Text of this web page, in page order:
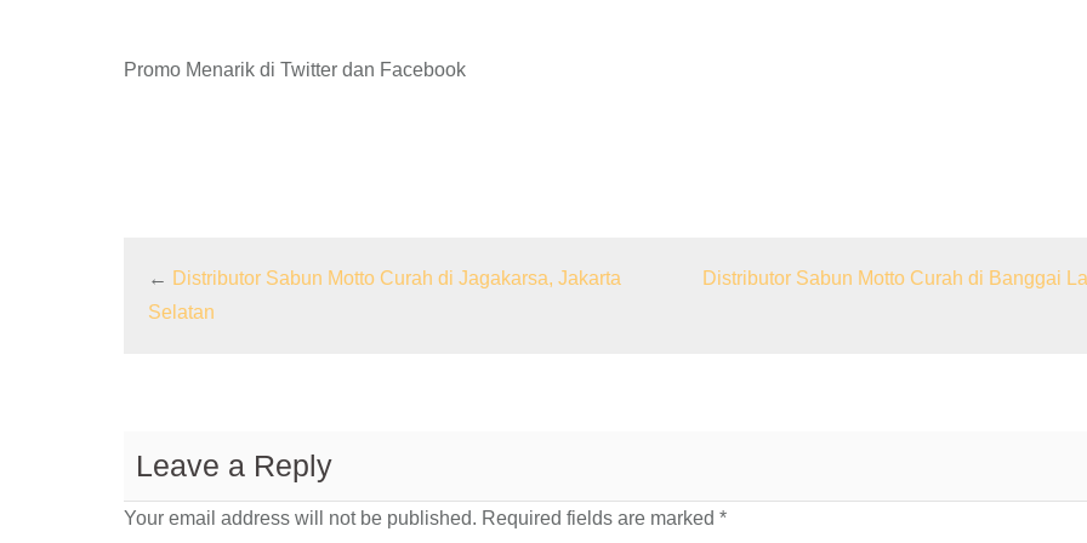
Promo Menarik di Twitter dan Facebook
← Distributor Sabun Motto Curah di Jagakarsa, Jakarta
Selatan
Distributor Sabun Motto Curah di Banggai
Leave a Reply
Your email address will not be published. Required fields are marked *